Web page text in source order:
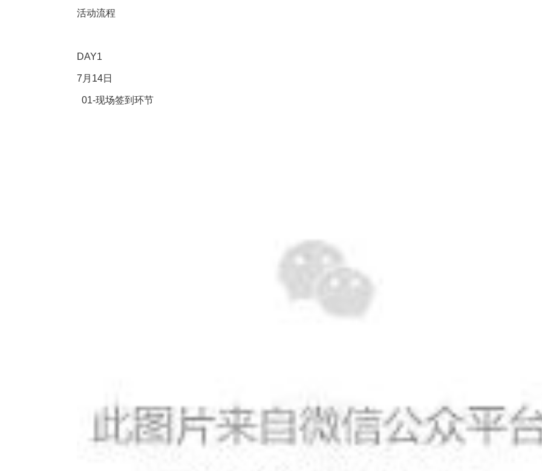
活动流程
DAY1
7月14日
01-现场签到环节